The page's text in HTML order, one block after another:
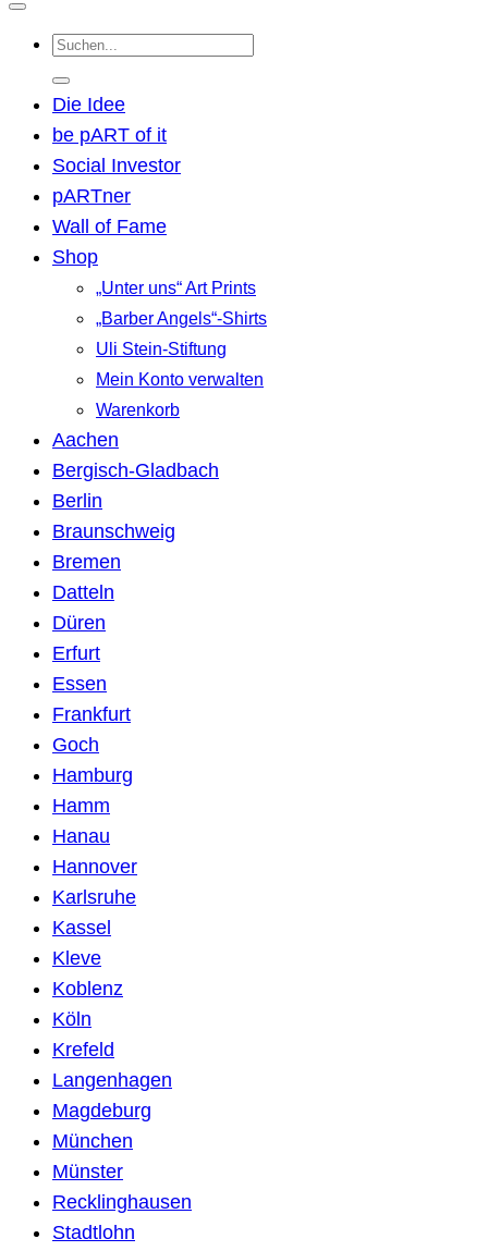
Suchen
nach:
Die Idee
be pART of it
Social Investor
pARTner
Wall of Fame
Shop
„Unter uns“ Art Prints
„Barber Angels“-Shirts
Uli Stein-Stiftung
Mein Konto verwalten
Warenkorb
Aachen
Bergisch-Gladbach
Berlin
Braunschweig
Bremen
Datteln
Düren
Erfurt
Essen
Frankfurt
Goch
Hamburg
Hamm
Hanau
Hannover
Karlsruhe
Kassel
Kleve
Koblenz
Köln
Krefeld
Langenhagen
Magdeburg
München
Münster
Recklinghausen
Stadtlohn